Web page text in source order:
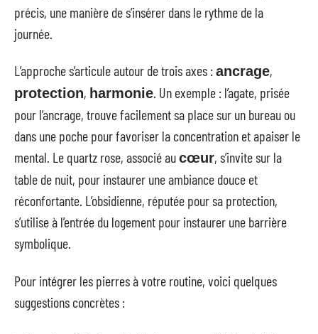
précis, une manière de s’insérer dans le rythme de la
journée.
L’approche s’articule autour de trois axes :ancrage,
protection, harmonie. Un exemple : l’agate, prisée
pour l’ancrage, trouve facilement sa place sur un bureau ou
dans une poche pour favoriser la concentration et apaiser le
mental. Le quartz rose, associé aucœur, s’invite sur la
table de nuit, pour instaurer une ambiance douce et
réconfortante. L’obsidienne, réputée pour sa protection,
s’utilise à l’entrée du logement pour instaurer une barrière
symbolique.
Pour intégrer les pierres à votre routine, voici quelques
suggestions concrètes :